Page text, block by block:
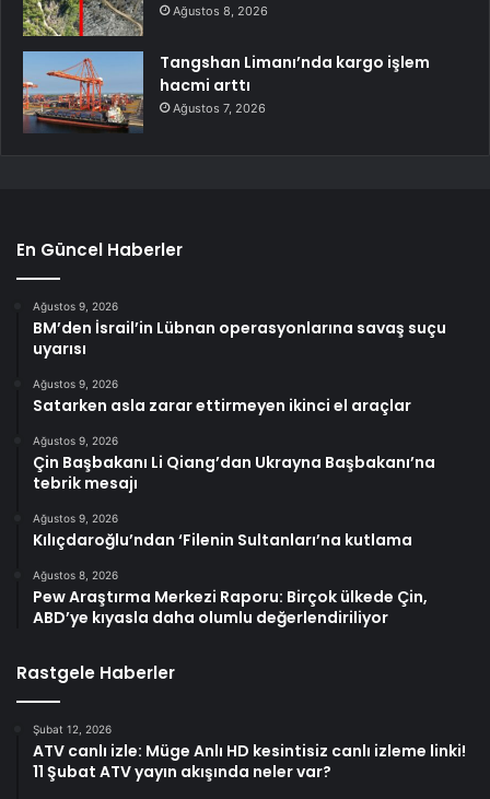
Ağustos 8, 2026
Tangshan Limanı’nda kargo işlem
hacmi arttı
Ağustos 7, 2026
En Güncel Haberler
Ağustos 9, 2026
BM’den İsrail’in Lübnan operasyonlarına savaş suçu
uyarısı
Ağustos 9, 2026
Satarken asla zarar ettirmeyen ikinci el araçlar
Ağustos 9, 2026
Çin Başbakanı Li Qiang’dan Ukrayna Başbakanı’na
tebrik mesajı
Ağustos 9, 2026
Kılıçdaroğlu’ndan ‘Filenin Sultanları’na kutlama
Ağustos 8, 2026
Pew Araştırma Merkezi Raporu: Birçok ülkede Çin,
ABD’ye kıyasla daha olumlu değerlendiriliyor
Rastgele Haberler
Şubat 12, 2026
ATV canlı izle: Müge Anlı HD kesintisiz canlı izleme linki!
11 Şubat ATV yayın akışında neler var?